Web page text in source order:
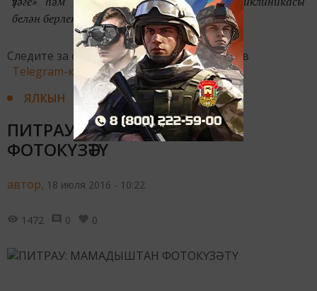
белән берлектә әзерләнде.
Следите за самым важным и интересным в
Telegram-канале Татмедиа
ЯЛКЫН
ПИТРАУ: МАМАДЫШТАН
ФОТОКҮЗӘТҮ
автор, 18 июля 2016 - 10:22
1472 0 0